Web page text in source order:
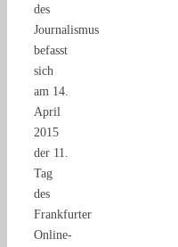
des
Journalismus
befasst
sich
am 14.
April
2015
der 11.
Tag
des
Frankfurter
Online-